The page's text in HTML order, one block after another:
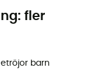
fler
barn